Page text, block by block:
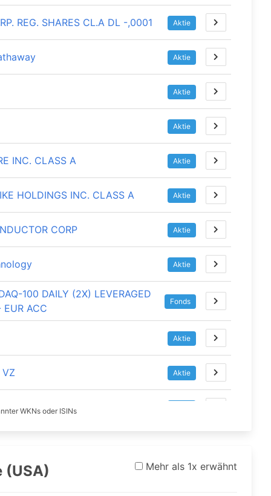
REG. SHARES CL.A DL -,0001 Aktie
Aktie
Aktie
Aktie
INC. CLASS A Aktie
HOLDINGS INC. CLASS A Aktie
CORP Aktie
Aktie
100 DAILY (2X) LEVERAGED
EUR ACC
Fonds
Aktie
Aktie
WKNs oder ISINs
Mehr als 1x erwähnt
(USA)